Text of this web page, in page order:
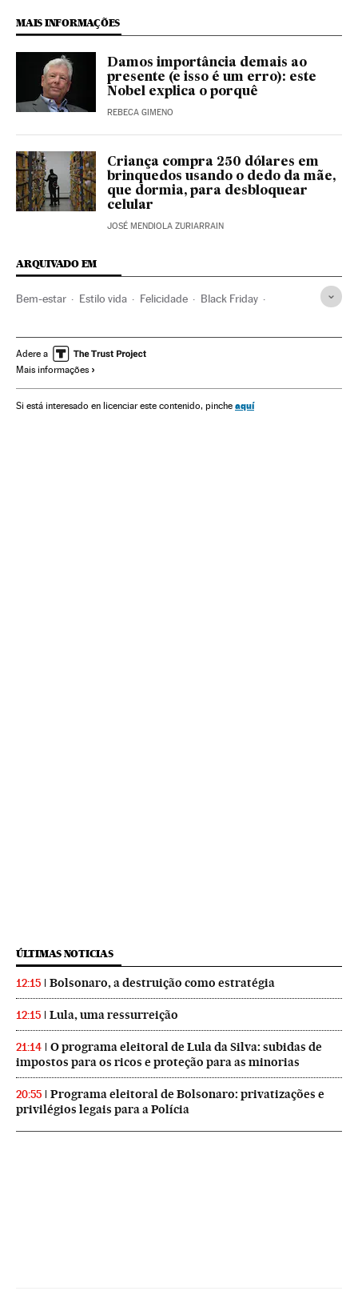
MAIS INFORMAÇÕES
Damos importância demais ao
presente (e isso é um erro): este
Nobel explica o porquê
REBECA GIMENO
Criança compra 250 dólares em
brinquedos usando o dedo da mãe,
que dormia, para desbloquear
celular
JOSÉ MENDIOLA ZURIARRAIN
ARQUIVADO EM
Bem-estar Estilo vida Felicidade Black Friday
Hábitos consumo Consumidores
Adere a
Mais informações
Si está interesado en licenciar este contenido, pinche aquí
ÚLTIMAS NOTICIAS
12:15 Bolsonaro, a destruição como estratégia
12:15 Lula, uma ressurreição
21:14
O programa eleitoral de Lula da Silva: subidas de
impostos para os ricos e proteção para as minorias
20:55
Programa eleitoral de Bolsonaro: privatizações e
privilégios legais para a Polícia